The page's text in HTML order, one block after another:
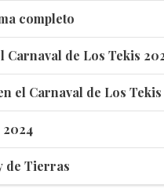
completo
de Los Tekis
el Carnaval de Los
2024
de Tierras